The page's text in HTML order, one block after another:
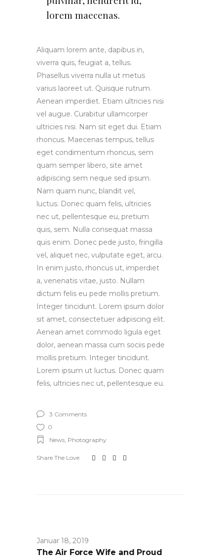
lorem maecenas.
Aliquam lorem ante, dapibus in,
viverra quis, feugiat a, tellus.
Phasellus viverra nulla ut metus
varius laoreet ut. Quisque rutrum.
Aenean imperdiet. Etiam ultricies nisi
vel augue. Curabitur ullamcorper
ultricies nisi. Nam sit eget dui. Etiam
rhoncus. Maecenas tempus, tellus
eget condimentum rhoncus, sem
quam semper libero, site amet
adipiscing sem neque sed ipsum.
Nam quam nunc, blandit vel,
luctus. Donec quam felis, ultricies
nec ut, pellentesque eu, pretium
quis, sem. Nulla consequat massa
quis enim. Donec pede justo, fringilla
vel, aliquet nec, vulputate eget, arcu.
In enim justo, rhoncus ut, imperdiet
a, venenatis vitae, justo. Nullam
dictum felis eu pede mollis pretium.
Integer tincidunt. Lorem ipsum dolor
sit amet, consectetuer adipiscing elit.
Aenean amet commodo ligula eget
dolor, aenean massa cum sociis pede
mollis pretium. Integer tincidunt.
Lorem ipsum ut luctus. Donec quam
felis, ultricies nec ut, pellentesque eu.
3 Comments
0
News, Photography
Share The Love
Januar 18, 2019
The Air Force Wife and Proud